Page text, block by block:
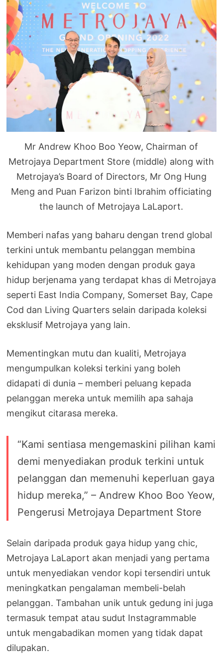
Mr Andrew Khoo Boo Yeow, Chairman of
Metrojaya Department Store (middle) along with
Metrojaya’s Board of Directors, Mr Ong Hung
Meng and Puan Farizon binti Ibrahim officiating
the launch of Metrojaya LaLaport.
Memberi nafas yang baharu dengan trend global
terkini untuk membantu pelanggan membina
kehidupan yang moden dengan produk gaya
hidup berjenama yang terdapat khas di Metrojaya
seperti East India Company, Somerset Bay, Cape
Cod dan Living Quarters selain daripada koleksi
eksklusif Metrojaya yang lain.
Mementingkan mutu dan kualiti, Metrojaya
mengumpulkan koleksi terkini yang boleh
didapati di dunia – memberi peluang kepada
pelanggan mereka untuk memilih apa sahaja
mengikut citarasa mereka.
“Kami sentiasa mengemaskini pilihan kami
demi menyediakan produk terkini untuk
pelanggan dan memenuhi keperluan gaya
hidup mereka,” – Andrew Khoo Boo Yeow,
Pengerusi Metrojaya Department Store
Selain daripada produk gaya hidup yang chic,
Metrojaya LaLaport akan menjadi yang pertama
untuk menyediakan vendor kopi tersendiri untuk
meningkatkan pengalaman membeli-belah
pelanggan. Tambahan unik untuk gedung ini juga
termasuk tempat atau sudut Instagrammable
untuk mengabadikan momen yang tidak dapat
dilupakan.